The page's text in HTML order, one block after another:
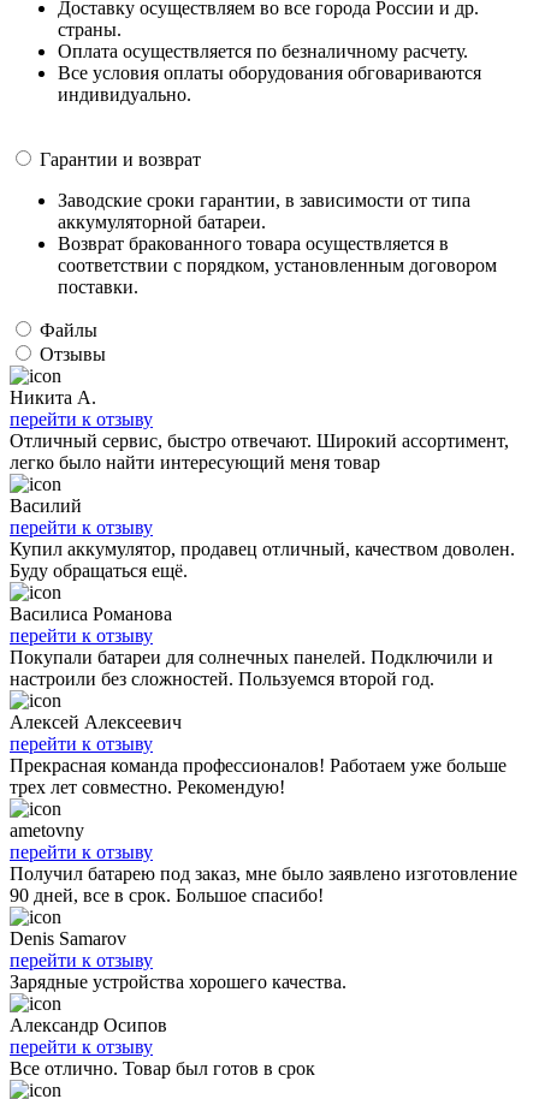
Доставку осуществляем во все города России и др.
страны.
Оплата осуществляется по безналичному расчету.
Все условия оплаты оборудования обговариваются
индивидуально.
Гарантии и возврат
Заводские сроки гарантии, в зависимости от типа
аккумуляторной батареи.
Возврат бракованного товара осуществляется в
соответствии с порядком, установленным договором
поставки.
Файлы
Отзывы
Никита А.
перейти к отзыву
Отличный сервис, быстро отвечают. Широкий ассортимент,
легко было найти интересующий меня товар
Василий
перейти к отзыву
Купил аккумулятор, продавец отличный, качеством доволен.
Буду обращаться ещё.
Василиса Романова
перейти к отзыву
Покупали батареи для солнечных панелей. Подключили и
настроили без сложностей. Пользуемся второй год.
Алексей Алексеевич
перейти к отзыву
Прекрасная команда профессионалов! Работаем уже больше
трех лет совместно. Рекомендую!
ametovny
перейти к отзыву
Получил батарею под заказ, мне было заявлено изготовление
90 дней, все в срок. Большое спасибо!
Denis Samarov
перейти к отзыву
Зарядные устройства хорошего качества.
Александр Осипов
перейти к отзыву
Все отлично. Товар был готов в срок